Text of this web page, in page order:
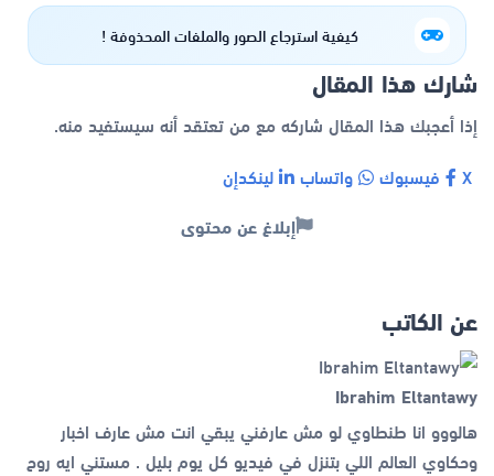
كيفية استرجاع الصور والملفات المحذوفة !
شارك هذا المقال
إذا أعجبك هذا المقال شاركه مع من تعتقد أنه سيستفيد منه.
فيسبوك واتساب لينكدإن
إبلاغ عن محتوى
عن الكاتب
Ibrahim Eltantawy
هالووو انا طنطاوي لو مش عارفني يبقي انت مش عارف اخبار
وحكاوي العالم اللي بتنزل في فيديو كل يوم بليل . مستني ايه روح